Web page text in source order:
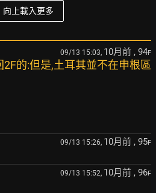
向上載入更多
09/13 15:03, 10月前 , 94F
2F的:但是,土耳其並不在申根區
09/13 15:26, 10月前 , 95F
09/13 15:52, 10月前 , 96F